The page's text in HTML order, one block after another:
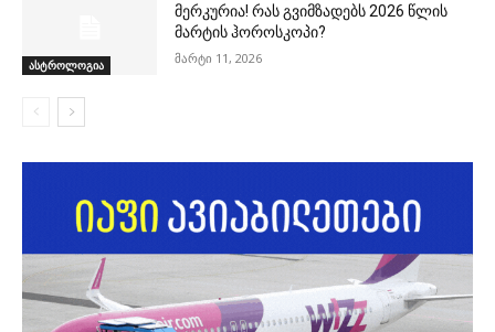
ასტროლოგია
მერკურია! რას გვიმზადებს 2026 წლის
მარტის ჰოროსკოპი?
მარტი 11, 2026